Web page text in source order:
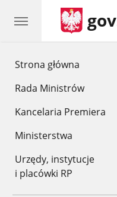
Strona główna
Rada Ministrów
Kancelaria Premiera
Ministerstwa
Urzędy, instytucje
i placówki RP